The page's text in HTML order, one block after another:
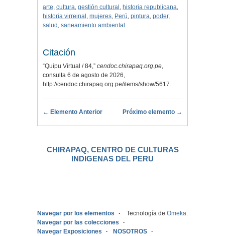
arte, cultura, gestión cultural , historia republicana,
historia virreinal , mujeres, Perú, pintura, poder,
salud , saneamiento ambiental
Citación
“Quipu Virtual / 84,” cendoc.chirapaq.org.pe,
consulta 6 de agosto de 2026,
http://cendoc.chirapaq.org.pe/items/show/5617.
← Elemento Anterior Próximo elemento →
CHIRAPAQ, CENTRO DE CULTURAS
INDIGENAS DEL PERU
Navegar por los elementos
Navegar por las colecciones
Navegar Exposiciones
NOSOTROS
Tecnología de Omeka.